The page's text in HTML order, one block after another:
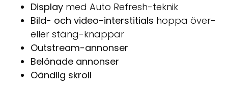
Display med Auto Refresh-teknik
Bild- och video-interstitials hoppa över-
eller stäng-knappar
Outstream-annonser
Belönade annonser
Oändlig skroll